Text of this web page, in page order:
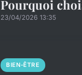
Pourquoi
23/04/2026 13:35
BIEN-ÊTRE